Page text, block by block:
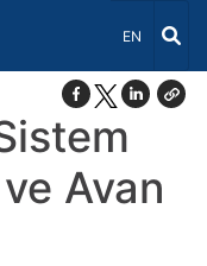
Dil Seçiniz
EN
Avan